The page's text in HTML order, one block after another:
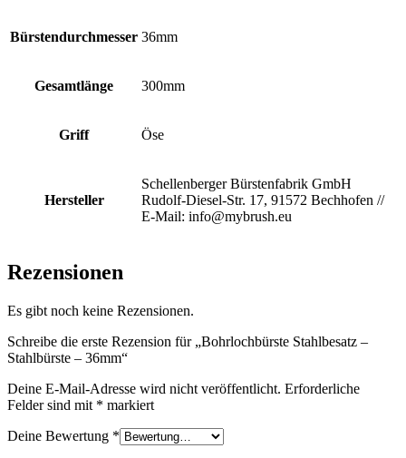
Bürstendurchmesser 36mm
Gesamtlänge 300mm
Griff Öse
Hersteller
Schellenberger Bürstenfabrik GmbH
Rudolf-Diesel-Str. 17, 91572 Bechhofen //
E-Mail: info@mybrush.eu
Rezensionen
Es gibt noch keine Rezensionen.
Schreibe die erste Rezension für „Bohrlochbürste Stahlbesatz –
Stahlbürste – 36mm“
Deine E-Mail-Adresse wird nicht veröffentlicht. Erforderliche
Felder sind mit * markiert
Deine Bewertung *